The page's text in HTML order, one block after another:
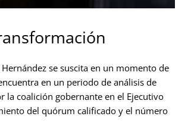
se suscita en un momento de
en un periodo de análisis de
coalición gobernante en el Ejecutivo
del quórum calificado y el número